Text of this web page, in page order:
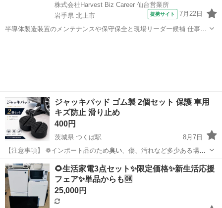
株式会社Harvest Biz Career 仙台営業所
岩手県 北上市
提携サイト 7月22日
半導体製造装置のメンテナンスや保守保全と現場リーダー候補 仕事内
ジャッキパッド ゴム製 2個セット 保護 車用
キズ防止 滑り止め
400円
茨城県 つくば駅
8月7日
【注意事項】 ❁インポート品のため臭い、傷、汚れなど多少ある場合
がございます…
茨城 つくば市 つくば駅 メンテナンス用品
🌻生活家電3点セット✨限定価格✨新生活応援
フェア✨単品からも🆗
25,000円